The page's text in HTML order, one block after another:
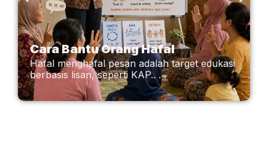
Cara Bantu Orang Hafal
Hafal menghafal pesan adalah target edukasi
berbasis lisan, seperti KAP.. . .